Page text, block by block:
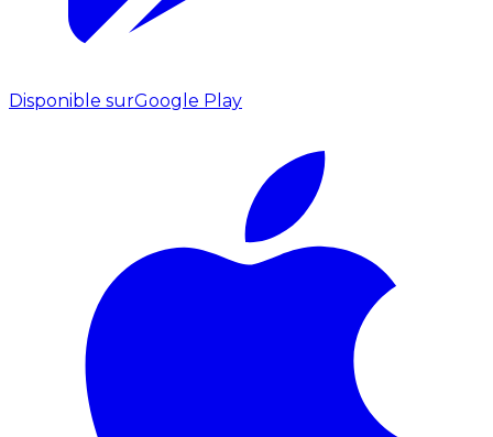
Disponible surGoogle Play